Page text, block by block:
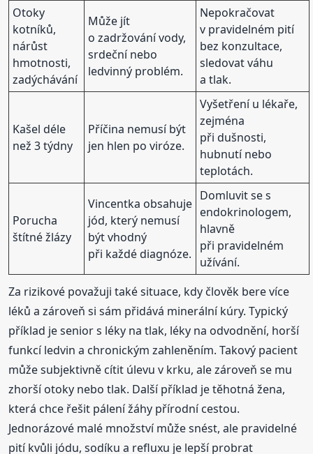
Otoky
kotníků,
nárůst
hmotnosti,
zadýchávání
Může jít
o zadržování vody,
srdeční nebo
ledvinný problém.
Nepokračovat
v pravidelném pití
bez konzultace,
sledovat váhu
a tlak.
Kašel déle
než 3 týdny
Příčina nemusí být
jen hlen po viróze.
Vyšetření u lékaře,
zejména
při dušnosti,
hubnutí nebo
teplotách.
Porucha
štítné žlázy
Vincentka obsahuje
jód, který nemusí
být vhodný
při každé diagnóze.
Domluvit se s
endokrinologem,
hlavně
při pravidelném
užívání.
Za rizikové považuji také situace, kdy člověk bere více
léků a zároveň si sám přidává minerální kúry. Typický
příklad je senior s léky na tlak, léky na odvodnění, horší
funkcí ledvin a chronickým zahleněním. Takový pacient
může subjektivně cítit úlevu v krku, ale zároveň se mu
zhorší otoky nebo tlak. Další příklad je těhotná žena,
která chce řešit pálení žáhy přírodní cestou.
Jednorázové malé množství může snést, ale pravidelné
pití kvůli jódu, sodíku a refluxu je lepší probrat